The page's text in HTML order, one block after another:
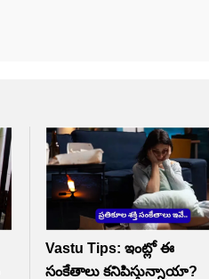
Vastu Tips: ఇంట్లో ఈ
సంకేతాలు కనిపిస్తున్నాయా?